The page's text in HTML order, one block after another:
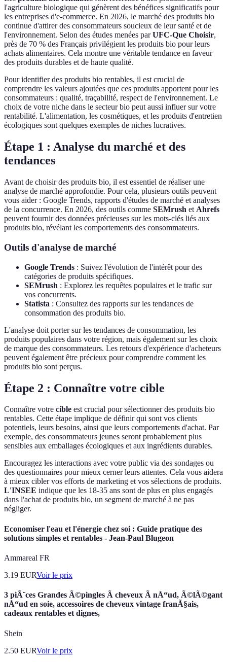
l'agriculture biologique qui génèrent des bénéfices significatifs pour
les entreprises d'e-commerce. En 2026, le marché des produits bio
continue d'attirer des consommateurs soucieux de leur santé et de
l'environnement. Selon des études menées parUFC-Que Choisir,
près de 70 % des Français privilégient les produits bio pour leurs
achats alimentaires. Cela montre une véritable tendance en faveur
des produits durables et de haute qualité.
Pour identifier des produits bio rentables, il est crucial de
comprendre les valeurs ajoutées que ces produits apportent pour les
consommateurs : qualité, traçabilité, respect de l'environnement. Le
choix de votre niche dans le secteur bio peut aussi influer sur votre
rentabilité. L'alimentation, les cosmétiques, et les produits d'entretien
écologiques sont quelques exemples de niches lucratives.
Étape 1 : Analyse du marché et des
tendances
Avant de choisir des produits bio, il est essentiel de réaliser une
analyse de marché approfondie. Pour cela, plusieurs outils peuvent
vous aider : Google Trends, rapports d'études de marché et analyses
de la concurrence. En 2026, des outils comme SEMrush et Ahrefs
peuvent fournir des données précieuses sur les mots-clés liés aux
produits bio, révélant les comportements des consommateurs.
Outils d'analyse de marché
Google Trends : Suivez l'évolution de l'intérêt pour des
catégories de produits spécifiques.
SEMrush : Explorez les requêtes populaires et le trafic sur
vos concurrents.
Statista : Consultez des rapports sur les tendances de
consommation des produits bio.
L'analyse doit porter sur les tendances de consommation, les
produits populaires dans votre région, mais également sur les choix
de marque des consommateurs. Les retours d'expérience d'acheteurs
peuvent également être précieux pour comprendre comment les
produits bio sont perçus.
Étape 2 : Connaître votre cible
Connaître votre cible est crucial pour sélectionner des produits bio
rentables. Cette étape implique de définir qui sont vos clients
potentiels, leurs besoins, ainsi que leurs comportements d'achat. Par
exemple, des consommateurs jeunes seront probablement plus
sensibles aux emballages écologiques et aux ingrédients durables.
Encouragez les interactions avec votre public via des sondages ou
des questionnaires pour mieux cerner leurs attentes. Cela vous aidera
à mieux cibler vos efforts de marketing et vos sélections de produits.
L'INSEE indique que les 18-35 ans sont de plus en plus engagés
dans l'achat de produits bio, un segment de marché à ne pas
négliger.
Economiser l'eau et l'énergie chez soi : Guide pratique des
solutions simples et rentables - Jean-Paul Blugeon
Ammareal FR
3.19 EURVoir le prix
3 piÃ¨ces Grandes Ã©pingles Ã cheveux Ã nÅ“ud, Ã©lÃ©gant
nÅ“ud en soie, accessoires de cheveux vintage franÃ§ais,
cadeaux rentables et dignes,
Shein
2.50 EURVoir le prix